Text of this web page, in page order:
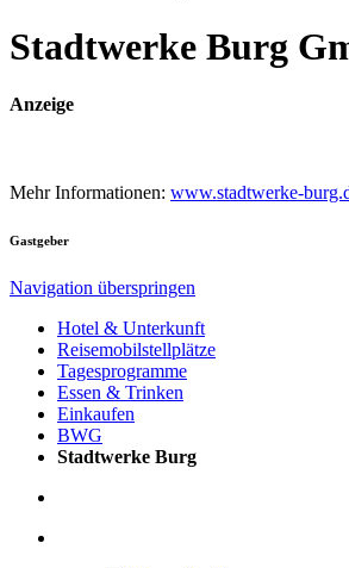
Stadtwerke Burg
Anzeige
Mehr Informationen: www.stadtwerke-
Gastgeber
Navigation überspringen
Hotel & Unterkunft
Reisemobilstellplätze
Tagesprogramme
Essen & Trinken
Einkaufen
BWG
Stadtwerke Burg